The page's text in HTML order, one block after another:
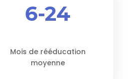
6-24
Mois de rééducation
moyenne